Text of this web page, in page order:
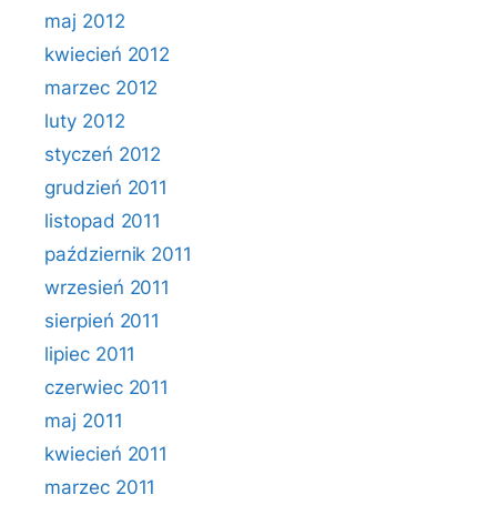
maj 2012
kwiecień 2012
marzec 2012
luty 2012
styczeń 2012
grudzień 2011
listopad 2011
październik 2011
wrzesień 2011
sierpień 2011
lipiec 2011
czerwiec 2011
maj 2011
kwiecień 2011
marzec 2011